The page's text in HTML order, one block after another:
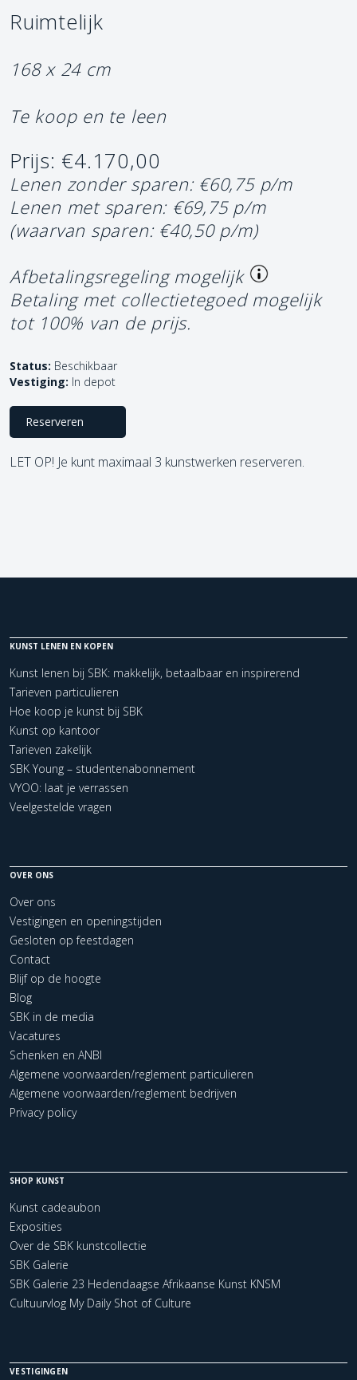
Ruimtelijk
168 x 24 cm
Te koop en te leen
Prijs: €4.170,00
Lenen zonder sparen: €60,75 p/m
Lenen met sparen: €69,75 p/m
(waarvan sparen: €40,50 p/m)
Afbetalingsregeling mogelijk
Betaling met collectietegoed mogelijk
tot 100% van de prijs.
Status: Beschikbaar
Vestiging: In depot
Reserveren
LET OP! Je kunt maximaal 3 kunstwerken reserveren.
KUNST LENEN EN KOPEN
Kunst lenen bij SBK: makkelijk, betaalbaar en inspirerend
Tarieven particulieren
Hoe koop je kunst bij SBK
Kunst op kantoor
Tarieven zakelijk
SBK Young – studentenabonnement
VYOO: laat je verrassen
Veelgestelde vragen
OVER ONS
Over ons
Vestigingen en openingstijden
Gesloten op feestdagen
Contact
Blijf op de hoogte
Blog
SBK in de media
Vacatures
Schenken en ANBI
Algemene voorwaarden/reglement particulieren
Algemene voorwaarden/reglement bedrijven
Privacy policy
SHOP KUNST
Kunst cadeaubon
Exposities
Over de SBK kunstcollectie
SBK Galerie
SBK Galerie 23 Hedendaagse Afrikaanse Kunst KNSM
Cultuurvlog My Daily Shot of Culture
VESTIGINGEN